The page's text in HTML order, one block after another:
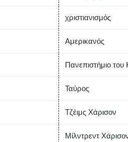
χριστιανισμός
Αμερικανός
Πανεπιστήμιο του
Ταύρος
Τζέιμς Χάρισον
Μίλντρεντ